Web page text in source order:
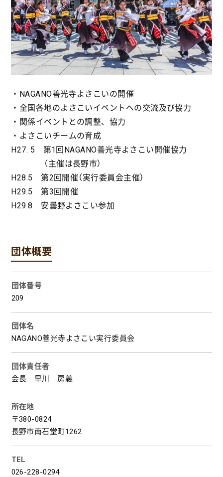
・NAGANO善光寺よさこいの開催
・全国各地のよさこいイベントへの交流及び協力
・関係イベントとの調整、協力
・よさこいチームの育成
H27. 5 第1回NAGANO善光寺よさこい開催協力
（主催は長野市）
H28.5 第2回開催（実行委員会主催）
H29.5 第3回開催
H29.8 安曇野よさこい参加
団体概要
団体番号
209
団体名
NAGANO善光寺よさこい実行委員会
団体責任者
会長 早川 房義
所在地
〒380-0824
長野市南石堂町1262
TEL
026-228-0294